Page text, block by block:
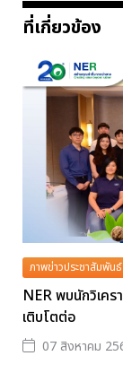
ที่เกี่ยวข้อง
ภาพข่าวประชาสัมพันธ์
NER พบนักวิเค
เติบโตต่อ
07 สิงหาคม